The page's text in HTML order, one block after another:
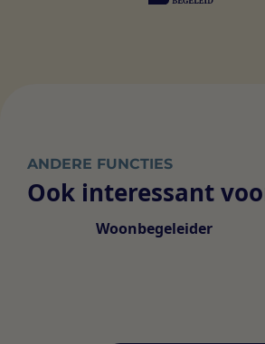
ANDERE FUNCTIES
Ook interessant
Woonbegeleider